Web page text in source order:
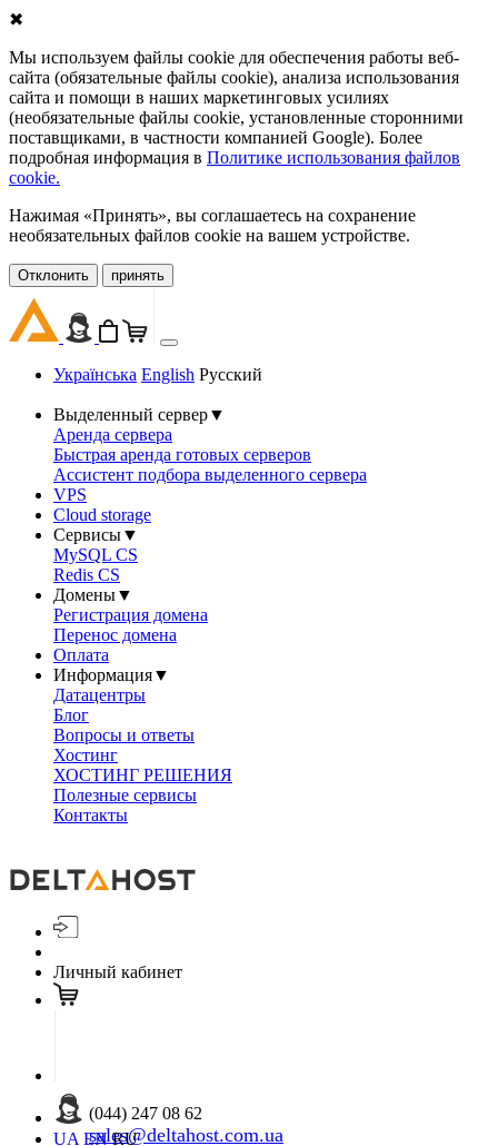
✖
Мы используем файлы cookie для обеспечения работы веб-
сайта (обязательные файлы cookie), анализа использования
сайта и помощи в наших маркетинговых усилиях
(необязательные файлы cookie, установленные сторонними
поставщиками, в частности компанией Google). Более
подробная информация в Политике использования файлов
cookie.
Нажимая «Принять», вы соглашаетесь на сохранение
необязательных файлов cookie на вашем устройстве.
Oтклонить принять
Українська English Русский
Выделенный сервер▼
Аренда сервера
Быстрая аренда готовых серверов
Ассистент подбора выделенного сервера
VPS
Cloud storage
Сервисы▼
MySQL CS
Redis CS
Домены▼
Регистрация домена
Перенос домена
Оплата
Информация▼
Датацентры
Блог
Вопросы и ответы
Хостинг
ХОСТИНГ РЕШЕНИЯ
Полезные сервисы
Контакты
Личный кабинет
(044) 247 08 62
sales@deltahost.com.ua
UA EN RU